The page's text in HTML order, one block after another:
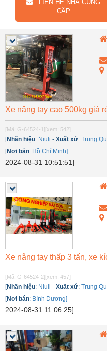
LIÊN HỆ NHÀ CUNG
CẤP
Xe nâng tay cao 500kg giá
[Mã: G-64524-1][xem: 542]
[Nhãn hiệu: Niuli - Xuất xứ: Trung
[Nơi bán: Hồ Chí Minh]
2024-08-31 10:51:51]
Xe nâng tay thấp 3 tấn, xe
[Mã: G-64524-2][xem: 457]
[Nhãn hiệu: Niuli - Xuất xứ: Trung
[Nơi bán: Bình Dương]
2024-08-31 11:06:25]